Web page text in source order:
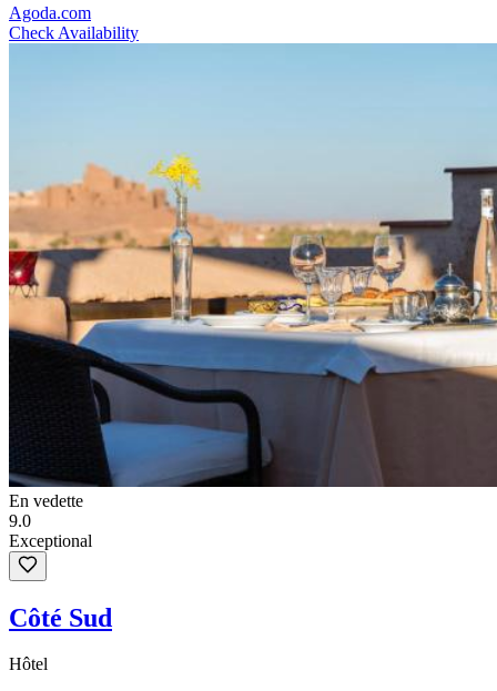
Agoda.com
Check Availability
En vedette
9.0
Exceptional
Côté Sud
Hôtel